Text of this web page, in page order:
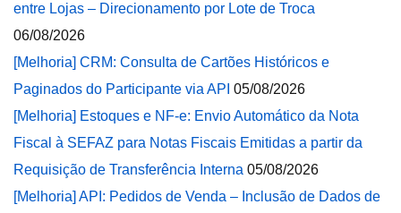
entre Lojas – Direcionamento por Lote de Troca
06/08/2026
[Melhoria] CRM: Consulta de Cartões Históricos e
Paginados do Participante via API 05/08/2026
[Melhoria] Estoques e NF-e: Envio Automático da Nota
Fiscal à SEFAZ para Notas Fiscais Emitidas a partir da
Requisição de Transferência Interna 05/08/2026
[Melhoria] API: Pedidos de Venda – Inclusão de Dados de